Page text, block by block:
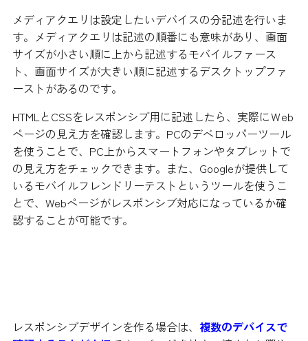
メディアクエリは設定したいデバイスの分記述を行いま
す。メディアクエリは記述の順番にも意味があり、画面
サイズが小さい順に上から記述するモバイルファース
ト、画面サイズが大きい順に記述するデスクトップファ
ーストがあるのです。
HTMLとCSSをレスポンシブ用に記述したら、実際にＷeb
ページの見え方を確認します。PCのデベロッパーツール
を使うことで、PC上からスマートフォンやタブレットで
の見え方をチェックできます。また、Googleが提供して
いるモバイルフレンドリーテストというツールを使うこ
とで、Webページがレスポンシブ対応になっているか確
認することが可能です。
レスポンシブデザインを作る場合は、 複数のデバイスで